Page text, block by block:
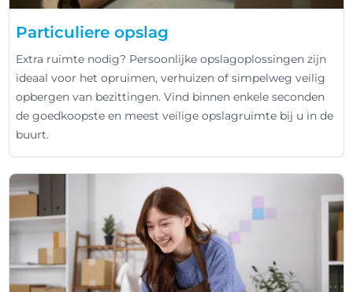
Particuliere opslag
Extra ruimte nodig? Persoonlijke opslagoplossingen zijn
ideaal voor het opruimen, verhuizen of simpelweg veilig
opbergen van bezittingen. Vind binnen enkele seconden
de goedkoopste en meest veilige opslagruimte bij u in de
buurt.